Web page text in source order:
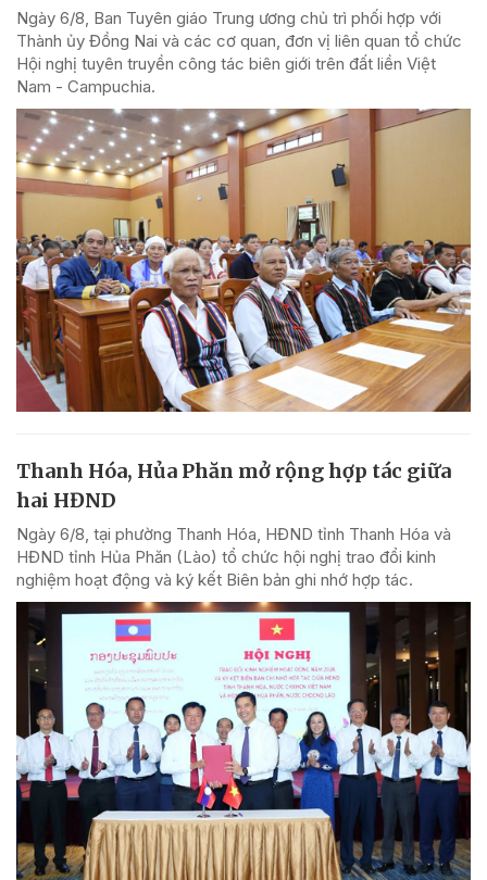
Ngày 6/8, Ban Tuyên giáo Trung ương chủ trì phối hợp với
Thành ủy Đồng Nai và các cơ quan, đơn vị liên quan tổ chức
Hội nghị tuyên truyền công tác biên giới trên đất liền Việt
Nam - Campuchia.
Thanh Hóa, Hủa Phăn mở rộng hợp tác giữa
hai HĐND
Ngày 6/8, tại phường Thanh Hóa, HĐND tỉnh Thanh Hóa và
HĐND tỉnh Hủa Phăn (Lào) tổ chức hội nghị trao đổi kinh
nghiệm hoạt động và ký kết Biên bản ghi nhớ hợp tác.